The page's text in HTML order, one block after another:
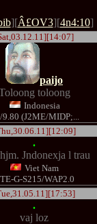
][Â£OV3][4n4:10]
paijo
toloong
Indonesia
9.80 (J2ME/MIDP;...
.
Jndonexja l trau
Viet Nam
G-S215/WAP2.0
.
vaj loz